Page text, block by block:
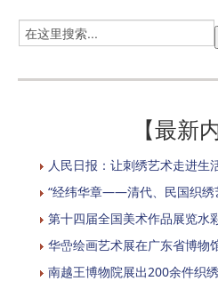
【最新
人民日报：让刺绣艺术走进生
“经纬华章——清代、民国织绣
第十四届全国美术作品展览水
华嵒绘画艺术展在广东省博物
南越王博物院展出200余件织